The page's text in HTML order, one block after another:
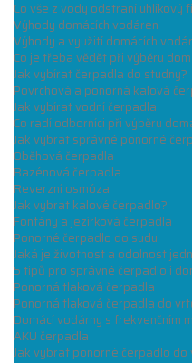
Co vše z vody odstraní uhlíkový
Výhody domácích vodáren
Výhody a využití domácích
Co je třeba vědět při výběru
Jak vybírat čerpadla do studny?
Povrchová a ponorná kalová
Jak vybírat vodní čerpadla
Co radí odborníci při výběru
Jak vybrat správné ponorné
Oběhová čerpadla
Bazénová čerpadla
Reverzní osmóza
Jak vybrat kalové čerpadlo?
Fontány a jezírková čerpadla
Ponorné čerpadlo do sudu
Jaká je životnost a odolnost
5 tipů pro správné čerpadlo i
Ponorná tlaková čerpadla
Ponorná tlaková čerpadla do
Domácí vodárny s frekvenčním
AKU čerpadla
Jak vybrat ponorné čerpadlo